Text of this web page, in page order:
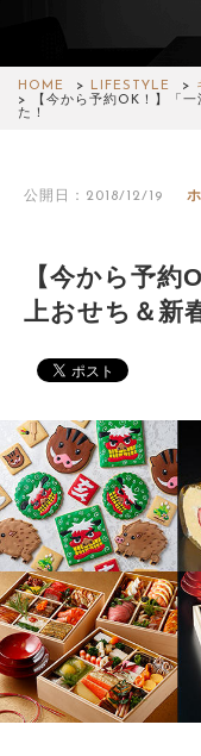
HOME LIFESTYLE
【今から予約OK！】「
た！
公開日：2018/12/19
【今から予約
上おせち＆新
FASHION
WATCH
CAR&BIKE
LIFESTYLE
COLUMN
MAGAZINE
ABOUT SITE